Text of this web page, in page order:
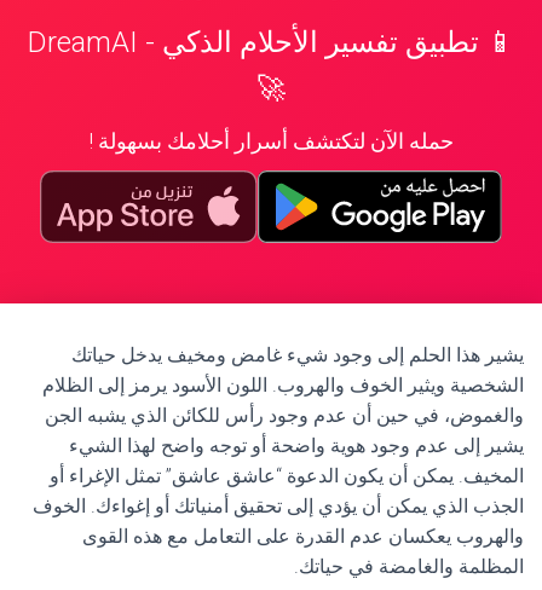
📱 تطبيق تفسير الأحلام الذكي - DreamAI
🚀
حمله الآن لتكتشف أسرار أحلامك بسهولة !
يشير هذا الحلم إلى وجود شيء غامض ومخيف يدخل حياتك
الشخصية ويثير الخوف والهروب. اللون الأسود يرمز إلى الظلام
والغموض، في حين أن عدم وجود رأس للكائن الذي يشبه الجن
يشير إلى عدم وجود هوية واضحة أو توجه واضح لهذا الشيء
المخيف. يمكن أن يكون الدعوة “عاشق عاشق” تمثل الإغراء أو
الجذب الذي يمكن أن يؤدي إلى تحقيق أمنياتك أو إغواءك. الخوف
والهروب يعكسان عدم القدرة على التعامل مع هذه القوى
المظلمة والغامضة في حياتك.